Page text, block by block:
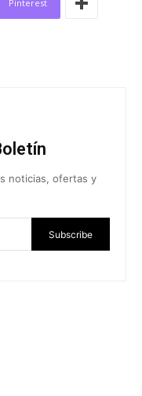
Pinterest
noticias, ofertas y
Subscribe